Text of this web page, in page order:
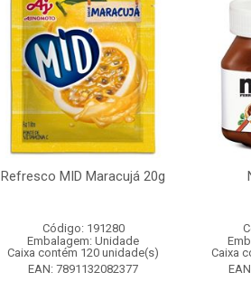
Refresco MID Maracujá 20g
Código: 191280
Embalagem: Unidade
Caixa contém 120 unidade(s)
EAN: 7891132082377
Caixa